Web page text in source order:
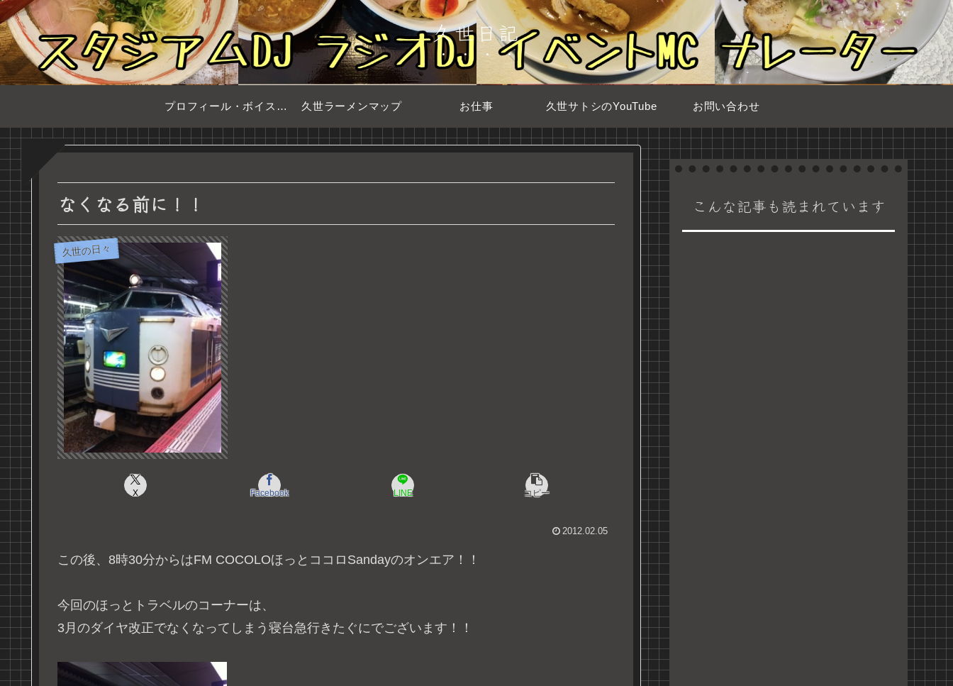
久世日記
プロフィール・ボイスサンプル 久世ラーメンマップ お仕事 久世サトシのYouTube お問い合わせ
なくなる前に！！
久世の日々
X Facebook LINE コピー
2012.02.05
この後、8時30分からはFM COCOLOほっとココロSandayのオンエア！！
今回のほっとトラベルのコーナーは、
3月のダイヤ改正でなくなってしまう寝台急行きたぐにでございます！！
こんな記事も読まれています